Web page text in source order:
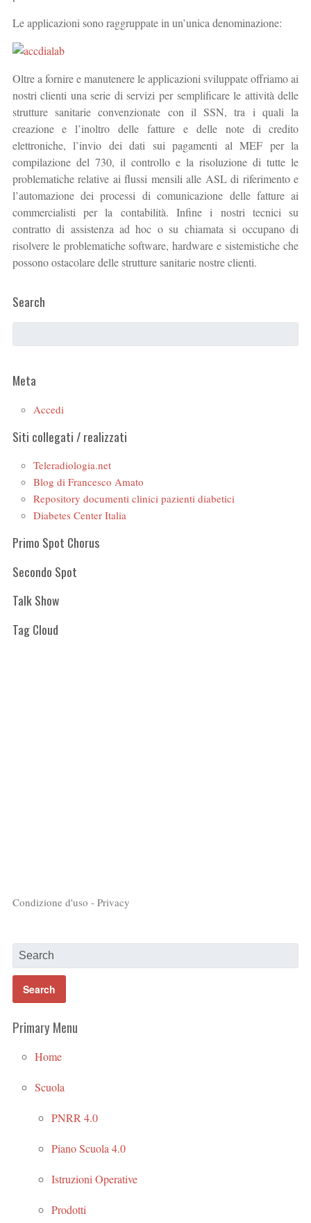
Le applicazioni sono raggruppate in un’unica denominazione:
Oltre a fornire e manutenere le applicazioni sviluppate offriamo ai
nostri clienti una serie di servizi per semplificare le attività delle
strutture sanitarie convenzionate con il SSN, tra i quali la
creazione e l’inoltro delle fatture e delle note di credito
elettroniche, l’invio dei dati sui pagamenti al MEF per la
compilazione del 730, il controllo e la risoluzione di tutte le
problematiche relative ai flussi mensili alle ASL di riferimento e
l’automazione dei processi di comunicazione delle fatture ai
commercialisti per la contabilità. Infine i nostri tecnici su
contratto di assistenza ad hoc o su chiamata si occupano di
risolvere le problematiche software, hardware e sistemistiche che
possono ostacolare delle strutture sanitarie nostre clienti.
Search
Meta
Accedi
Siti collegati / realizzati
Teleradiologia.net
Blog di Francesco Amato
Repository documenti clinici pazienti diabetici
Diabetes Center Italia
Primo Spot Chorus
Secondo Spot
Talk Show
Tag Cloud
Condizione d'uso - Privacy
Primary Menu
Home
Scuola
PNRR 4.0
Piano Scuola 4.0
Istruzioni Operative
Prodotti